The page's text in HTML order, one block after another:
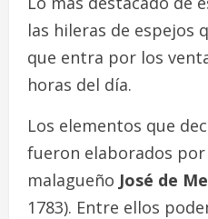
las hileras de espejos
que entra por los
horas del día.
Los elementos que
fueron elaborados
malagueño José de
1783). Entre ellos